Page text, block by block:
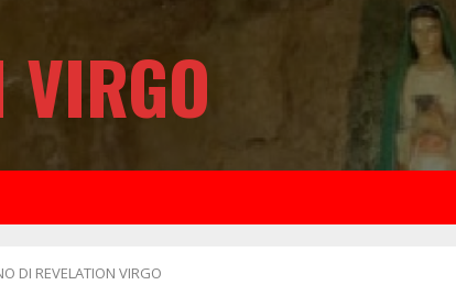
VIRGO
DI REVELATION VIRGO